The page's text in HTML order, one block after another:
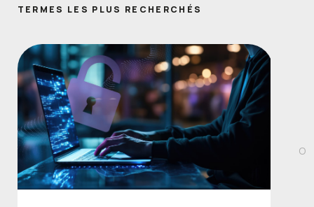
TERMES LES PLUS RECHERCHÉS
O